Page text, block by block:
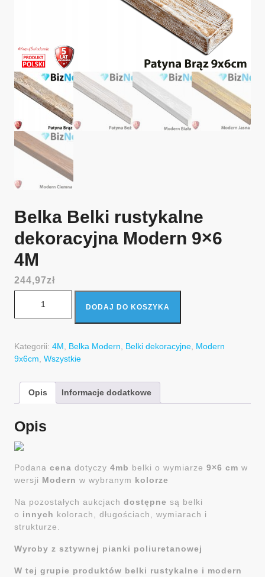
Belka Belki rustykalne
dekoracyjna Modern 9×6
4M
244,97zł
DODAJ DO KOSZYKA
Kategorii: 4M Belka Modern Belki dekoracyjne Modern
9x6cm Wszystkie
Opis Informacje dodatkowe
Opis
Podana cena dotyczy 4mb belki o wymiarze 9×6 cm w
wersji Modern w wybranym kolorze
Na pozostałych aukcjach dostępne są belki
o innych kolorach, długościach, wymiarach i
strukturze.
Wyroby z sztywnej pianki poliuretanowej
W tej grupie produktów belki rustykalne i modern